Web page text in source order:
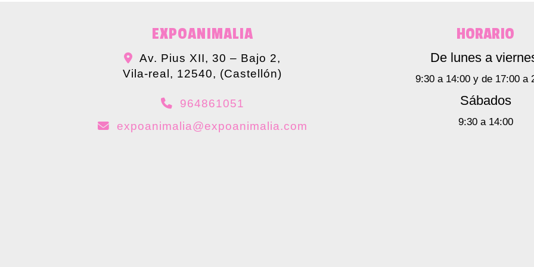
EXPOANIMALIA
Av. Pius XII, 30 – Bajo 2,
Vila-real , 12540, (Castellón)
964861051
expoanimalia
expoanimalia.com
HORARIO
De lunes a
9:30 a 14:00 y de 17:00 a
Sábados
9:30 a 14:00